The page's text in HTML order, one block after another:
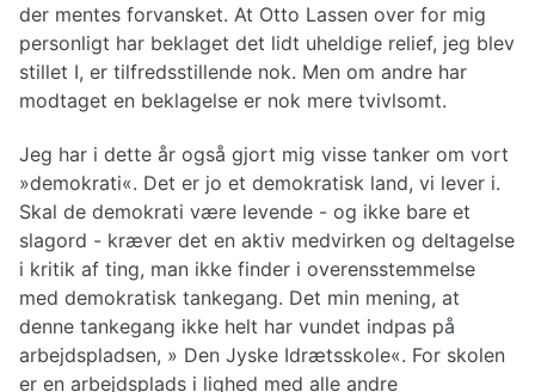
der mentes forvansket. At Otto Lassen over for mig
personligt har beklaget det lidt uheldige relief, jeg blev
stillet I, er tilfredsstillende nok. Men om andre har
modtaget en beklagelse er nok mere tvivlsomt.
Jeg har i dette år også gjort mig visse tanker om vort
»demokrati«. Det er jo et demokratisk land, vi lever i.
Skal de demokrati være levende - og ikke bare et
slagord - kræver det en aktiv medvirken og deltagelse
i kritik af ting, man ikke finder i overensstemmelse
med demokratisk tankegang. Det min mening, at
denne tankegang ikke helt har vundet indpas på
arbejdspladsen, » Den Jyske Idrætsskole«. For skolen
er en arbejdsplads i lighed med alle andre